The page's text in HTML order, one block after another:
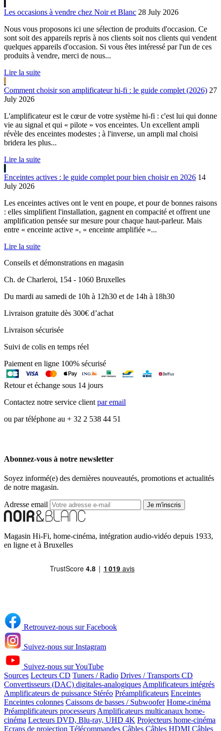
Les occasions à vendre chez Noir et Blanc 28 July 2026
Nous vous proposons ici une sélection de produits d'occasion. Ce
sont soit des appareils repris à nos clients soit nos clients qui vendent
quelques appareils d'occasion. Si vous êtes intéressé par l'un de ces
produits à vendre, merci de nous...
Lire la suite
Comment choisir son amplificateur hi-fi : le guide complet (2026) 27
July 2026
L'amplificateur est le cœur de votre système hi-fi : c'est lui qui donne
vie au signal et qui « pilote » vos enceintes. Un excellent ampli
révèle des enceintes modestes ; à l'inverse, un ampli mal choisi
bridera les plus...
Lire la suite
Enceintes actives : le guide complet pour bien choisir en 2026 14
July 2026
Les enceintes actives ont le vent en poupe, et pour de bonnes raisons
: elles simplifient l'installation, gagnent en compacité et offrent une
amplification pensée sur mesure pour chaque haut-parleur. Mais
entre « enceinte active », « enceinte amplifiée »...
Lire la suite
Conseils et démonstrations en magasin
Ch. de Charleroi, 154 - 1060 Bruxelles
Du mardi au samedi de 10h à 12h30 et de 14h à 18h30
Livraison gratuite dès 300€ d’achat
Livraison sécurisée
Suivi de colis en temps réel
Paiement en ligne 100% sécurisé
Retour et échange sous 14 jours
Contactez notre service clientpar email
ou par téléphone au + 32 2 538 44 51
Abonnez-vous à notre newsletter
Soyez informé(e) des dernières nouveautés, promotions et actualités
de notre magasin.
Adresse email Je m'inscris
Magasin Hi-Fi, home-cinéma, intégration audio-vidéo depuis 1933,
en ligne et à Bruxelles
Retrouvez-nous sur Facebook
Suivez-nous sur Instagram
Suivez-nous sur YouTube
Sources Lecteurs CD Tuners / Radio Drives / Transports CD
Convertisseurs (DAC) digitales-analogiques Amplificateurs intégrés
Amplificateurs de puissance Stéréo Préamplificateurs Enceintes
Enceintes colonnes Caissons de basses / Subwoofer Home-cinéma
Préamplificateurs processeurs Amplificateurs multicanaux home-
cinéma Lecteurs DVD, Blu-ray, UHD 4K Projecteurs home-cinéma
Ecrans de projection Télécommandes Câbles Câbles HDMI Câbles